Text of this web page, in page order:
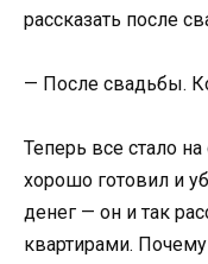
рассказать после
— После свадьбы.
Теперь все стало
хорошо готовил и
денег — он и так
квартирами.